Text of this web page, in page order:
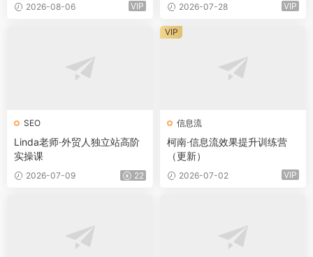
2026-08-06 VIP 2026-07-28 VIP
SEO
Linda老师·外贸人独立站高阶
实操课
2026-07-09 22
信息流
柯南·信息流效果提升训练营
（更新）
2026-07-02 VIP
VIP